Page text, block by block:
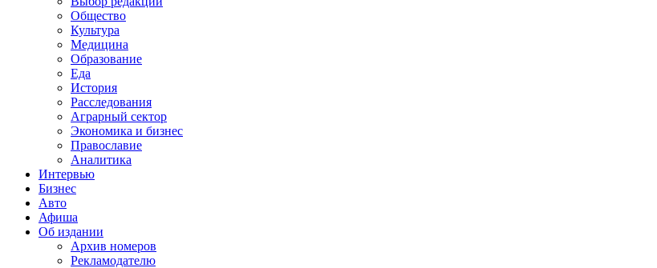
Общество
Культура
Медицина
Образование
Еда
История
Расследования
Аграрный сектор
Экономика и бизнес
Православие
Аналитика
Интервью
Бизнес
Авто
Афиша
Об издании
Архив номеров
Рекламодателю